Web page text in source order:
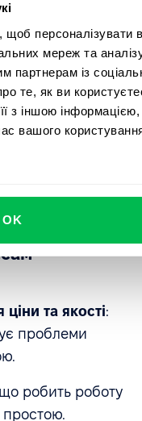
персоналізувати
мереж та
партнерам із
те, як ви
з іншою інформацією,
вашого
OK
та якості:
проблеми
робить роботу